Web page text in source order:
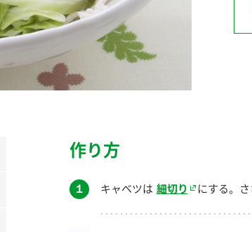
作り方
１ キャベツは 細切り にする。